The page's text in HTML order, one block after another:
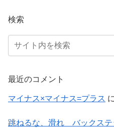
検索
最近のコメント
マイナス×マイナス=プラス に
跳ねるな、滑れ バックステ